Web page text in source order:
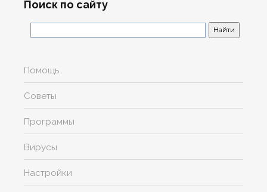
Поиск по сайту
Помощь
Советы
Программы
Вирусы
Настройки